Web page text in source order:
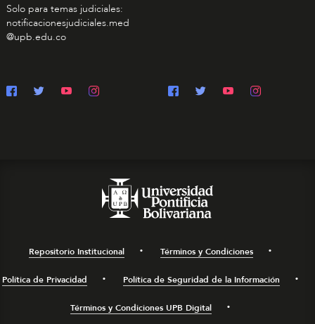
Solo para temas judiciales:
notificacionesjudiciales.med
@upb.edu.co
Repositorio Institucional Términos y Condiciones
Política de Privacidad Política de Seguridad de la Información
Términos y Condiciones UPB Digital